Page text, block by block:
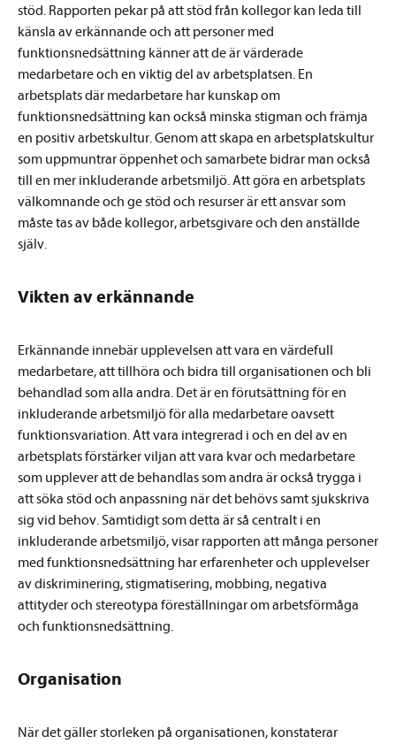
stöd. Rapporten pekar på att stöd från kollegor kan leda till
känsla av erkännande och att personer med
funktionsnedsättning känner att de är värderade
medarbetare och en viktig del av arbetsplatsen. En
arbetsplats där medarbetare har kunskap om
funktionsnedsättning kan också minska stigman och främja
en positiv arbetskultur. Genom att skapa en arbetsplatskultur
som uppmuntrar öppenhet och samarbete bidrar man också
till en mer inkluderande arbetsmiljö. Att göra en arbetsplats
välkomnande och ge stöd och resurser är ett ansvar som
måste tas av både kollegor, arbetsgivare och den anställde
själv.
Vikten av erkännande
Erkännande innebär upplevelsen att vara en värdefull
medarbetare, att tillhöra och bidra till organisationen och bli
behandlad som alla andra. Det är en förutsättning för en
inkluderande arbetsmiljö för alla medarbetare oavsett
funktionsvariation. Att vara integrerad i och en del av en
arbetsplats förstärker viljan att vara kvar och medarbetare
som upplever att de behandlas som andra är också trygga i
att söka stöd och anpassning när det behövs samt sjukskriva
sig vid behov. Samtidigt som detta är så centralt i en
inkluderande arbetsmiljö, visar rapporten att många personer
med funktionsnedsättning har erfarenheter och upplevelser
av diskriminering, stigmatisering, mobbing, negativa
attityder och stereotypa föreställningar om arbetsförmåga
och funktionsnedsättning.
Organisation
När det gäller storleken på organisationen, konstaterar